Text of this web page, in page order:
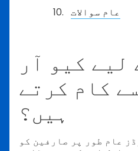
عام سوالات
لیے کیو آر
کام کرتے
ہیں؟
عام طور پر صارفین کو